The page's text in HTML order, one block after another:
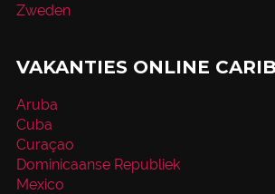
Zweden
VAKANTIES ONLINE
Aruba
Cuba
Curaçao
Dominicaanse Republiek
Mexico